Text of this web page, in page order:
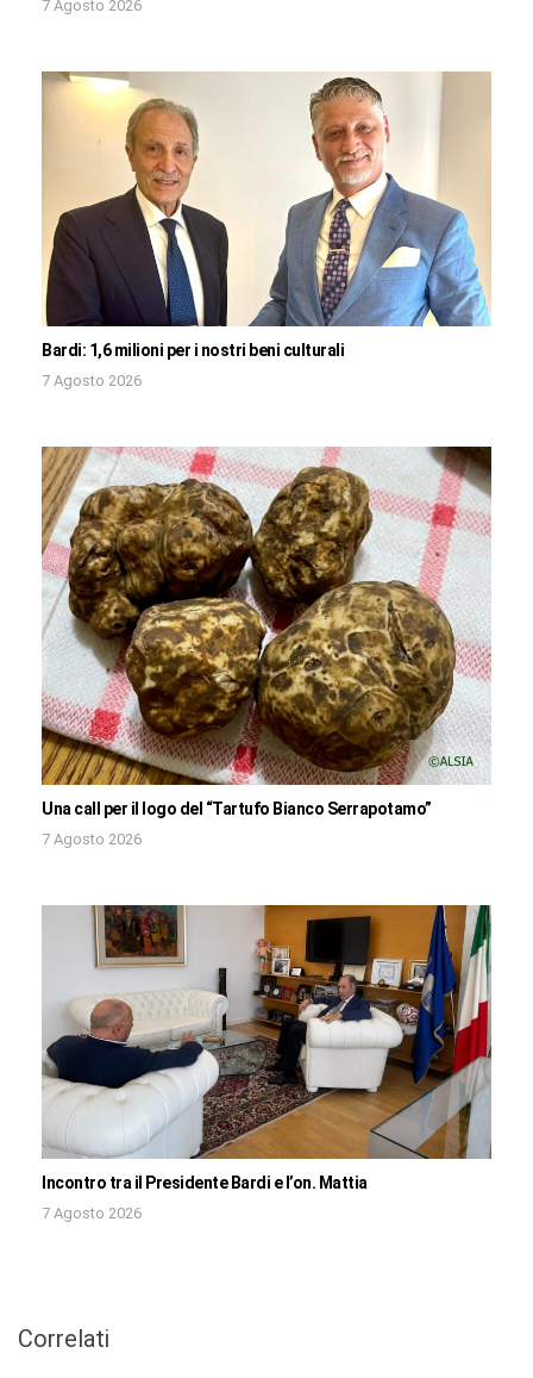
7 Agosto 2026
Bardi: 1,6 milioni per i nostri beni culturali
7 Agosto 2026
Una call per il logo del “Tartufo Bianco Serrapotamo”
7 Agosto 2026
Incontro tra il Presidente Bardi e l’on. Mattia
7 Agosto 2026
Correlati